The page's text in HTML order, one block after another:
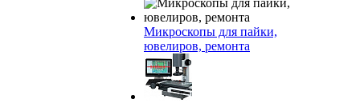
Микроскопы для пайки,
ювелиров, ремонта